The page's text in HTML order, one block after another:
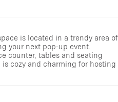
is located in a trendy area of
your next pop-up event.
counter, tables and seating
cozy and charming for hosting